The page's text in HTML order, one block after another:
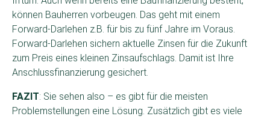
können Bauherren vorbeugen. Das geht mit einem
Forward-Darlehen z.B. für bis zu fünf Jahre im Voraus.
Forward-Darlehen sichern aktuelle Zinsen für die Zukunft
zum Preis eines kleinen Zinsaufschlags. Damit ist Ihre
Anschlussfinanzierung gesichert.
FAZIT: Sie sehen also – es gibt für die meisten
Problemstellungen eine Lösung. Zusätzlich gibt es viele